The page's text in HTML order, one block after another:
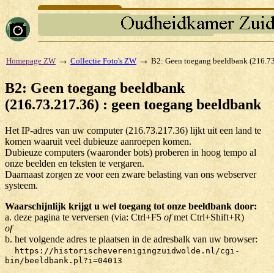
Homepage ZW → Collectie Foto's ZW → B2: Geen toegang beeldbank
B2: Geen toegang beeldbank
(216.73.217.36) : geen toegang beeldbank
Het IP-adres van uw computer (216.73.217.36) lijkt uit een land te
komen waaruit veel dubieuze aanroepen komen.
Dubieuze computers (waaronder bots) proberen in hoog tempo al
onze beelden en teksten te vergaren.
Daarnaast zorgen ze voor een zware belasting van ons webserver
systeem.
Waarschijnlijk krijgt u wel toegang tot onze beeldbank door:
a. deze pagina te verversen (via: Ctrl+F5 ofmet Ctrl+Shift+R)
of
b. het volgende adres te plaatsen in de adresbalk van uw browser:
https://historischeverenigingzuidwolde.nl/cgi-
bin/beeldbank.pl?i=04013